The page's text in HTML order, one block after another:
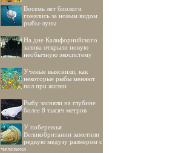
Восемь лет биологи
гонялись за новым видом
рыбы-луны
На дне Калифорнийского
залива открыли новую
необычную экосистему
Ученые выяснили, как
некоторые рыбы меняют
пол при жизни
Рыбу засняли на глубине
более 8 тысяч метров
У побережья
Великобритании заметили
редкую медузу размером с
человека